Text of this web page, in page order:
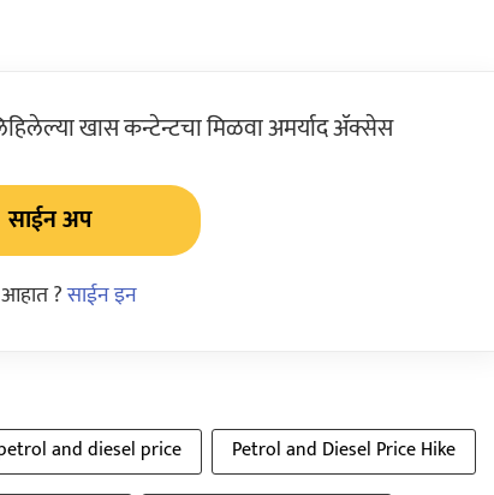
खास कन्टेन्टचा मिळवा अमर्याद ॲक्सेस
साईन अप
?साईन इन
and diesel price
Petrol and Diesel Price Hike